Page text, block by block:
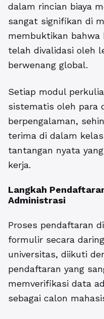
dalam rincian biaya
sangat signifikan di
membuktikan bahwa
telah divalidasi oleh
berwenang global.
Setiap modul
sistematis oleh para
berpengalaman,
terima di dalam
tantangan nyata
kerja.
Langkah
Administrasi
Proses pendaftaran
formulir secara
universitas, diikuti
pendaftaran yang
memverifikasi data
sebagai calon